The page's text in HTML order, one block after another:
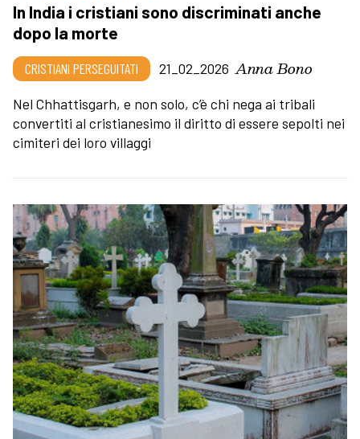
In India i cristiani sono discriminati anche
dopo la morte
CRISTIANI PERSEGUITATI 21_02_2026 Anna Bono
Nel Chhattisgarh, e non solo, c’è chi nega ai tribali
convertiti al cristianesimo il diritto di essere sepolti nei
cimiteri dei loro villaggi